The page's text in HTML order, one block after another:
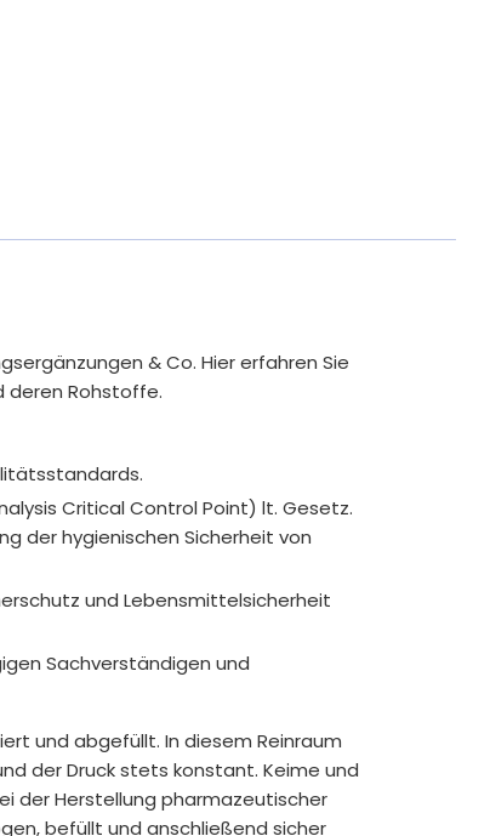
& Co. Hier erfahren Sie
deren Rohstoffe.
Critical Control Point) lt. Gesetz.
der hygienischen Sicherheit von
und Lebensmittelsicherheit
Sachverständigen und
und abgefüllt. In diesem Reinraum
der Druck stets konstant. Keime und
der Herstellung pharmazeutischer
befüllt und anschließend sicher